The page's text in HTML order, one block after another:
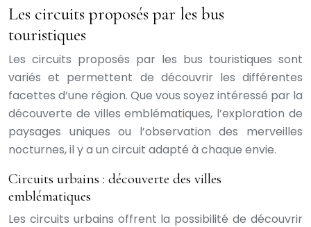
Les circuits proposés par les bus
touristiques
Les circuits proposés par les bus touristiques sont
variés et permettent de découvrir les différentes
facettes d’une région. Que vous soyez intéressé par la
découverte de villes emblématiques, l’exploration de
paysages uniques ou l’observation des merveilles
nocturnes, il y a un circuit adapté à chaque envie.
Circuits urbains : découverte des villes
emblématiques
Les circuits urbains offrent la possibilité de découvrir